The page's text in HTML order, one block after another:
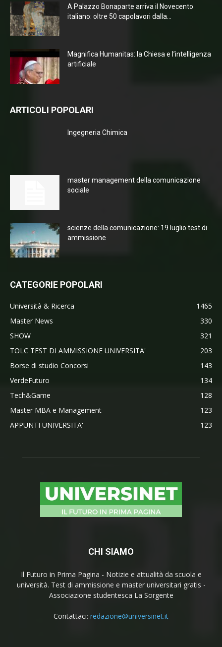
A Palazzo Bonaparte arriva il Novecento
italiano: oltre 50 capolavori dalla...
Magnifica Humanitas: la Chiesa e l’intelligenza
artificiale
ARTICOLI POPOLARI
Ingegneria Chimica
master management della comunicazione
sociale
scienze della comunicazione: 19 luglio test di
ammissione
CATEGORIE POPOLARI
Università & Ricerca
1465
Master News
330
SHOW
321
TOLC TEST DI AMMISSIONE UNIVERSITA'
203
Borse di studio Concorsi
143
VerdeFuturo
134
Tech&Game
128
Master MBA e Management
123
APPUNTI UNIVERSITA'
123
CHI SIAMO
Il Futuro in Prima Pagina - Notizie e attualità da scuola e
università. Test di ammissione e master universitari gratis -
Associazione studentesca La Sorgente
Contattaci: redazione@universinet.it